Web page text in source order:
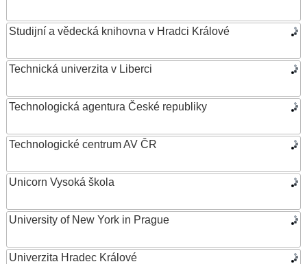
Studijní a vědecká knihovna v Hradci Králové
Technická univerzita v Liberci
Technologická agentura České republiky
Technologické centrum AV ČR
Unicorn Vysoká škola
University of New York in Prague
Univerzita Hradec Králové